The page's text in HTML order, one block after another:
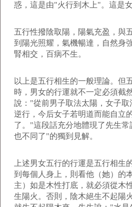
惑，這是由"火行到木上"。這是女
五行性撥陰取陽，陽氣充盈，與
到陽光照耀，氣機暢達，自然身
腎相交，百病不生。
以上是五行相生的一般理論。但
時，男女的行運就不一定必須截
說："從前男子取法太陽，女子
逆行，今后女子若明道而能自立
了。"這段話充分地體現了先生
也不同了"的獨到見解。
上述男女五行的行運是五行相生
到每個人身上，則看他（她）的
主）如是木性打底，就必須從木
生陽火。否則，陰木絕生不起陽